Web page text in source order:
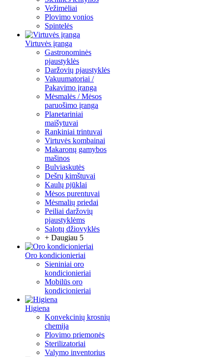
Vežimėliai
Plovimo vonios
Spintelės
Virtuvės įranga
Gastronominės
pjaustyklės
Daržovių pjaustyklės
Vakuumatoriai /
Pakavimo įranga
Mėsmalės / Mėsos
paruošimo įranga
Planetariniai
maišytuvai
Rankiniai trintuvai
Virtuvės kombainai
Makaronų gamybos
mašinos
Bulviaskutės
Dešrų kimštuvai
Kaulų pjūklai
Mėsos purentuvai
Mėsmalių priedai
Peiliai daržovių
pjaustyklėms
Salotų džiovyklės
+ Daugiau 5
Oro kondicionieriai
Sieniniai oro
kondicionieriai
Mobilūs oro
kondicionieriai
Higiena
Konvekcinių krosnių
chemija
Plovimo priemonės
Sterilizatoriai
Valymo inventorius